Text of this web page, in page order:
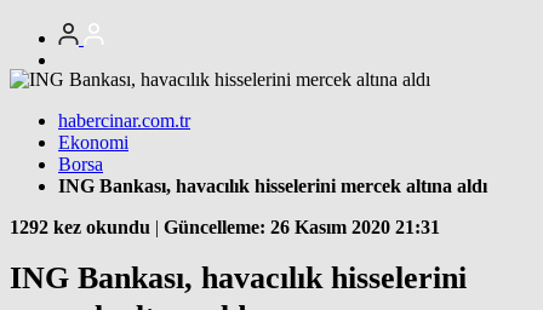
habercinar.com.tr
Ekonomi
Borsa
ING Bankası, havacılık hisselerini mercek altına aldı
1292 kez okundu | Güncelleme: 26 Kasım 2020 21:31
ING Bankası, havacılık hisselerini